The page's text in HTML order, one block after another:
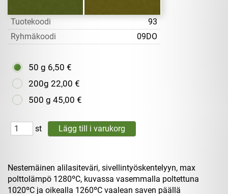
Tuotekoodi
93
Ryhmäkoodi
09DO
50 g 6,50 €
200g 22,00 €
500 g 45,00 €
st
Nestemäinen alilasiteväri, sivellintyöskentelyyn, max
polttolämpö 1280ºC, kuvassa vasemmalla poltettuna
1020ºC ja oikealla 1260ºC vaalean saven päällä